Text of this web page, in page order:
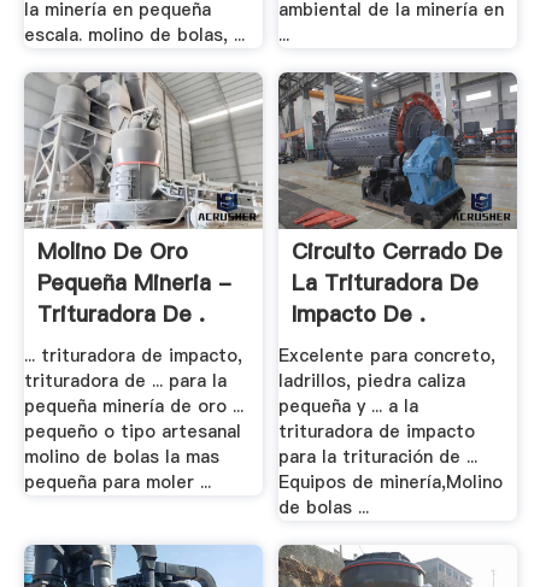
la minería en pequeña
escala. molino de bolas, ...
ambiental de la minería en
...
Molino De Oro
Pequeña Mineria -
Trituradora De .
... trituradora de impacto,
trituradora de ... para la
pequeña minería de oro ...
pequeño o tipo artesanal
molino de bolas la mas
pequeña para moler ...
Circuito Cerrado De
La Trituradora De
Impacto De .
Excelente para concreto,
ladrillos, piedra caliza
pequeña y ... a la
trituradora de impacto
para la trituración de ...
Equipos de minería,Molino
de bolas ...